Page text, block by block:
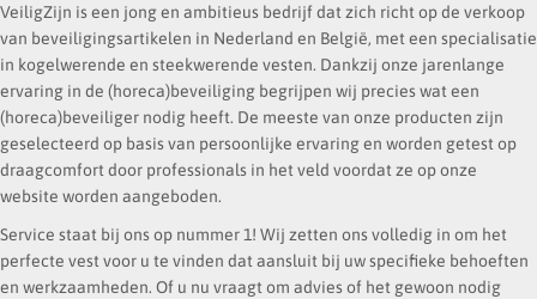
VeiligZijn is een jong en ambitieus bedrijf dat zich richt op de verkoop
van beveiligingsartikelen in Nederland en België, met een specialisatie
in kogelwerende en steekwerende vesten. Dankzij onze jarenlange
ervaring in de (horeca)beveiliging begrijpen wij precies wat een
(horeca)beveiliger nodig heeft. De meeste van onze producten zijn
geselecteerd op basis van persoonlijke ervaring en worden getest op
draagcomfort door professionals in het veld voordat ze op onze
website worden aangeboden.
Service staat bij ons op nummer 1! Wij zetten ons volledig in om het
perfecte vest voor u te vinden dat aansluit bij uw specifieke behoeften
en werkzaamheden. Of u nu vraagt om advies of het gewoon nodig